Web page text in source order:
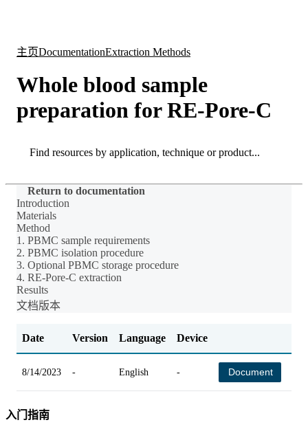
主页DocumentationExtraction Methods
Whole blood sample
preparation for RE-Pore-C
Search
Return to documentation
Introduction
Materials
Method
1. PBMC sample requirements
2. PBMC isolation procedure
3. Optional PBMC storage procedure
4. RE-Pore-C extraction
Results
文档版本
Date Version Language Device
8/14/2023 - English - Document
入门指南